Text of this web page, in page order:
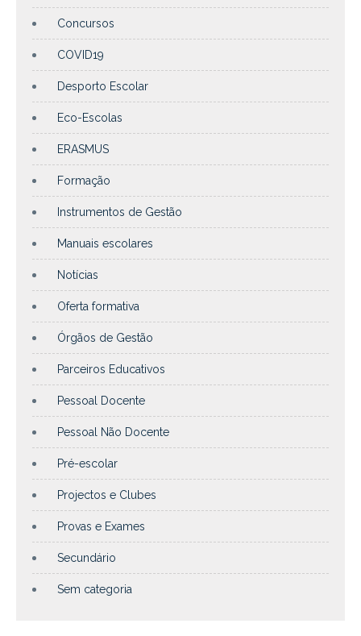
Concursos
COVID19
Desporto Escolar
Eco-Escolas
ERASMUS
Formação
Instrumentos de Gestão
Manuais escolares
Notícias
Oferta formativa
Órgãos de Gestão
Parceiros Educativos
Pessoal Docente
Pessoal Não Docente
Pré-escolar
Projectos e Clubes
Provas e Exames
Secundário
Sem categoria